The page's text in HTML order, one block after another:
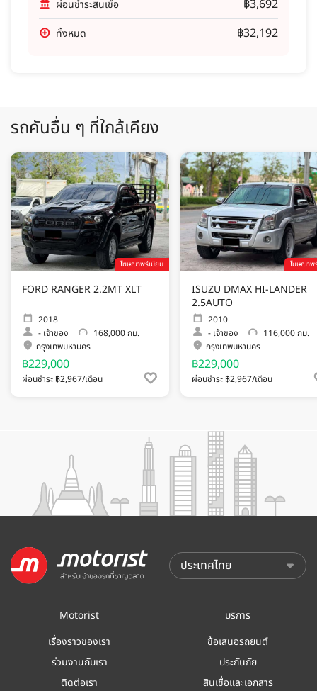
ผ่อนชำระสินเชื่อ ฿3,692
ทั้งหมด ฿32,192
รถคันอื่น ๆ ที่ใกล้เคียง
โฆษณาพรีเมียม
FORD RANGER 2.2MT XLT
2018
- เจ้าของ
168,000 กม.
กรุงเทพมหานคร
฿229,000
ผ่อนชำระ ฿2,967/เดือน
โฆษณาพ
ISUZU DMAX HI-LANDER
2.5AUTO
2010
- เจ้าของ
116,000 กม.
กรุงเทพมหานคร
฿229,000
ผ่อนชำระ ฿2,967/เดือน
Motorist
เรื่องราวของเรา
ร่วมงานกับเรา
ติดต่อเรา
บริการ
ข้อเสนอรถยนต์
ประกันภัย
สินเชื่อและเอกสาร